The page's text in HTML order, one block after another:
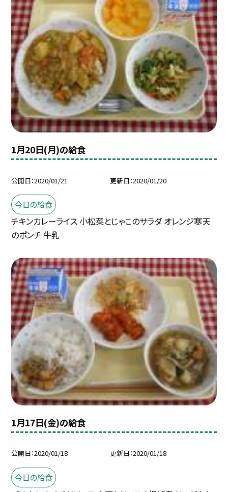
1月20日(月)の給食
公開日 2020/01/21 更新日 2020/01/20
今日の給食
チキンカレーライス 小松菜とじゃこのサラダ オレンジ寒天
のポンチ 牛乳
1月17日(金)の給食
公開日 2020/01/18 更新日 2020/01/18
今日の給食